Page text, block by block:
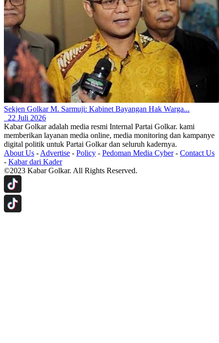
Sekjen Golkar M. Sarmuji: Kabinet Bayangan Hak Warga...
22 Juli 2026
Kabar Golkar adalah media resmi Internal Partai Golkar. kami
memberikan layanan media online, media monitoring dan kampanye
digital politik untuk Partai Golkar dan seluruh kadernya.
About Us - Advertise - Policy - Pedoman Media Cyber- Contact Us
- Kabar dari Kader
©2023 Kabar Golkar. All Rights Reserved.